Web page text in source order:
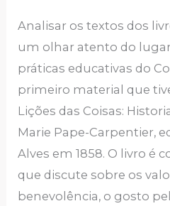
Analisar os textos dos
um olhar atento do
práticas educativas do
primeiro material que
Lições das Coisas:
Marie Pape-Carpentier,
Alves em 1858. O livro é
que discute sobre os
benevolência, o gosto